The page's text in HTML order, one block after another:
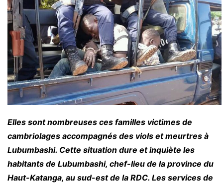
Elles sont nombreuses ces familles victimes de
cambriolages accompagnés des viols et meurtres à
Lubumbashi. Cette situation dure et inquiète les
habitants de Lubumbashi, chef-lieu de la province du
Haut-Katanga, au sud-est de la RDC. Les services de